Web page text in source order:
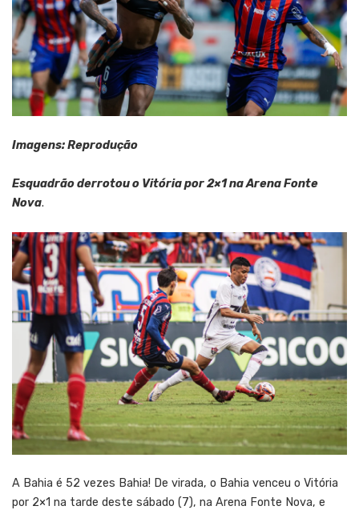
Imagens: Reprodução
Esquadrão derrotou o Vitória por 2×1 na Arena Fonte
Nova.
A Bahia é 52 vezes Bahia! De virada, o Bahia venceu o Vitória
por 2×1 na tarde deste sábado (7), na Arena Fonte Nova, e